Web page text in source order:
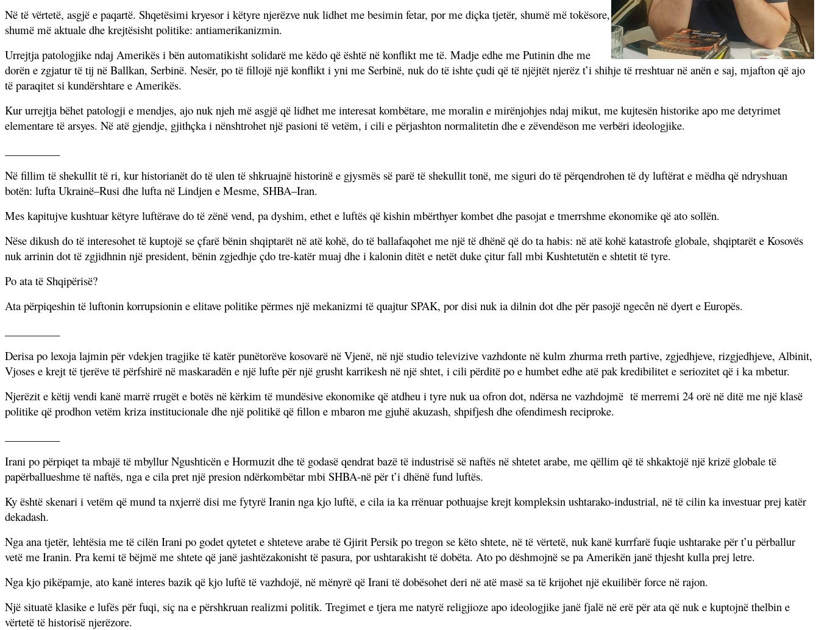
Në të vërtetë, asgjë e paqartë. Shqetësimi kryesor i këtyre njerëzve nuk lidhet me besimin fetar, por me diçka tjetër, shumë më tokësore,
shumë më aktuale dhe krejtësisht politike: antiamerikanizmin.
Urrejtja patologjike ndaj Amerikës i bën automatikisht solidarë me këdo që është në konflikt me të. Madje edhe me Putinin dhe me
dorën e zgjatur të tij në Ballkan, Serbinë. Nesër, po të fillojë një konflikt i yni me Serbinë, nuk do të ishte çudi që të njëjtët njerëz t’i shihje të rreshtuar në anën e saj, mjafton që ajo
të paraqitet si kundërshtare e Amerikës.
Kur urrejtja bëhet patologji e mendjes, ajo nuk njeh më asgjë që lidhet me interesat kombëtare, me moralin e mirënjohjes ndaj mikut, me kujtesën historike apo me detyrimet
elementare të arsyes. Në atë gjendje, gjithçka i nënshtrohet një pasioni të vetëm, i cili e përjashton normalitetin dhe e zëvendëson me verbëri ideologjike.
Në fillim të shekullit të ri, kur historianët do të ulen të shkruajnë historinë e gjysmës së parë të shekullit tonë, me siguri do të përqendrohen të dy luftërat e mëdha që ndryshuan
botën: lufta Ukrainë–Rusi dhe lufta në Lindjen e Mesme, SHBA–Iran.
Mes kapitujve kushtuar këtyre luftërave do të zënë vend, pa dyshim, ethet e luftës që kishin mbërthyer kombet dhe pasojat e tmerrshme ekonomike që ato sollën.
Nëse dikush do të interesohet të kuptojë se çfarë bënin shqiptarët në atë kohë, do të ballafaqohet me një të dhënë që do ta habis: në atë kohë katastrofe globale, shqiptarët e Kosovës
nuk arrinin dot të zgjidhnin një president, bënin zgjedhje çdo tre-katër muaj dhe i kalonin ditët e netët duke çitur fall mbi Kushtetutën e shtetit të tyre.
Po ata të Shqipërisë?
Ata përpiqeshin të luftonin korrupsionin e elitave politike përmes një mekanizmi të quajtur SPAK, por disi nuk ia dilnin dot dhe për pasojë ngecên në dyert e Europës.
Derisa po lexoja lajmin për vdekjen tragjike të katër punëtorëve kosovarë në Vjenë, në një studio televizive vazhdonte në kulm zhurma rreth partive, zgjedhjeve, rizgjedhjeve, Albinit,
Vjoses e krejt të tjerëve të përfshirë në maskaradën e një lufte për një grusht karrikesh në një shtet, i cili përditë po e humbet edhe atë pak kredibilitet e seriozitet që i ka mbetur.
Njerëzit e këtij vendi kanë marrë rrugët e botës në kërkim të mundësive ekonomike që atdheu i tyre nuk ua ofron dot, ndërsa ne vazhdojmë të merremi 24 orë në ditë me një klasë
politike që prodhon vetëm kriza institucionale dhe një politikë që fillon e mbaron me gjuhë akuzash, shpifjesh dhe ofendimesh reciproke.
Irani po përpiqet ta mbajë të mbyllur Ngushticën e Hormuzit dhe të godasë qendrat bazë të industrisë së naftës në shtetet arabe, me qëllim që të shkaktojë një krizë globale të
papërballueshme të naftës, nga e cila pret një presion ndërkombëtar mbi SHBA-në për t’i dhënë fund luftës.
Ky është skenari i vetëm që mund ta nxjerrë disi me fytyrë Iranin nga kjo luftë, e cila ia ka rrënuar pothuajse krejt kompleksin ushtarako-industrial, në të cilin ka investuar prej katër
dekadash.
Nga ana tjetër, lehtësia me të cilën Irani po godet qytetet e shteteve arabe të Gjirit Persik po tregon se këto shtete, në të vërtetë, nuk kanë kurrfarë fuqie ushtarake për t’u përballur
vetë me Iranin. Pra kemi të bëjmë me shtete që janë jashtëzakonisht të pasura, por ushtarakisht të dobëta. Ato po dëshmojnë se pa Amerikën janë thjesht kulla prej letre.
Nga kjo pikëpamje, ato kanë interes bazik që kjo luftë të vazhdojë, në mënyrë që Irani të dobësohet deri në atë masë sa të krijohet një ekuilibër force në rajon.
Një situatë klasike e lufës për fuqi, siç na e përshkruan realizmi politik. Tregimet e tjera me natyrë religjioze apo ideologjike janë fjalë në erë për ata që nuk e kuptojnë thelbin e
vërtetë të historisë njerëzore.